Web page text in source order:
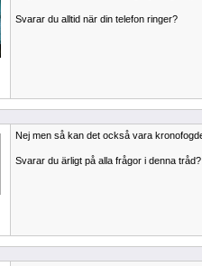
Svarar du alltid när din telefon ringer?
Nej men så kan det också vara
Svarar du ärligt på alla frågor i denna tråd?